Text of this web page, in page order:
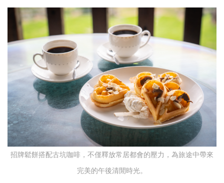
招牌鬆餅搭配古坑咖啡，不僅釋放常居都會的壓力，為旅途中帶來
完美的午後清閒時光。